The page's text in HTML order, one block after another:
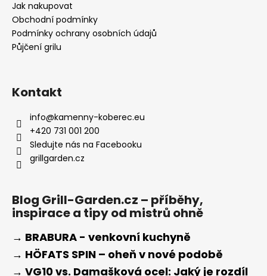
Jak nakupovat
Obchodní podmínky
Podmínky ochrany osobních údajů
Půjčení grilu
Kontakt
info@kamenny-koberec.eu
+420 731 001 200
Sledujte nás na Facebooku
grillgarden.cz
Blog Grill-Garden.cz – příběhy,
inspirace a tipy od mistrů ohně
→ BRABURA - venkovní kuchyně
→ HÖFATS SPIN – oheň v nové podobě
→ VG10 vs. Damašková ocel: Jaký je rozdíl